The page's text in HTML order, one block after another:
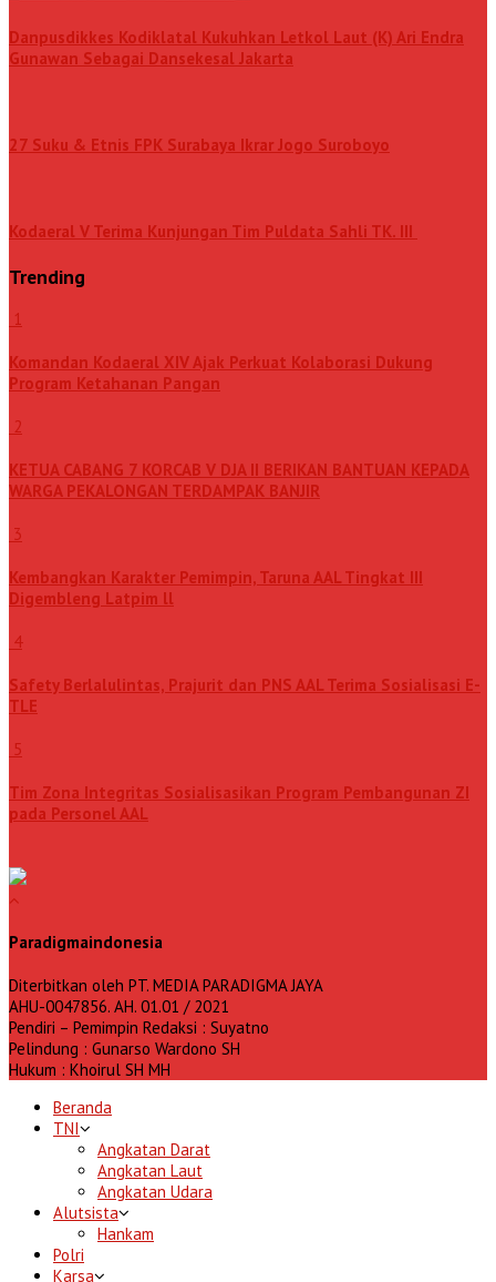
Danpusdikkes Kodiklatal Kukuhkan Letkol Laut (K) Ari Endra
Gunawan Sebagai Dansekesal Jakarta
27 Suku & Etnis FPK Surabaya Ikrar Jogo Suroboyo
Kodaeral V Terima Kunjungan Tim Puldata Sahli TK. III
Trending
1
Komandan Kodaeral XIV Ajak Perkuat Kolaborasi Dukung
Program Ketahanan Pangan
2
KETUA CABANG 7 KORCAB V DJA II BERIKAN BANTUAN KEPADA
WARGA PEKALONGAN TERDAMPAK BANJIR
3
Kembangkan Karakter Pemimpin, Taruna AAL Tingkat III
Digembleng Latpim ll
4
Safety Berlalulintas, Prajurit dan PNS AAL Terima Sosialisasi E-
TLE
5
Tim Zona Integritas Sosialisasikan Program Pembangunan ZI
pada Personel AAL
Paradigmaindonesia
Diterbitkan oleh PT. MEDIA PARADIGMA JAYA
AHU-0047856. AH. 01.01 / 2021
Pendiri – Pemimpin Redaksi : Suyatno
Pelindung : Gunarso Wardono SH
Hukum : Khoirul SH MH
Beranda
TNI
Angkatan Darat
Angkatan Laut
Angkatan Udara
Alutsista
Hankam
Polri
Karsa